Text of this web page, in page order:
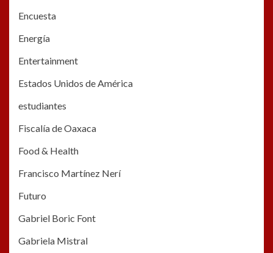
Encuesta
Energía
Entertainment
Estados Unidos de América
estudiantes
Fiscalía de Oaxaca
Food & Health
Francisco Martínez Nerí
Futuro
Gabriel Boric Font
Gabriela Mistral